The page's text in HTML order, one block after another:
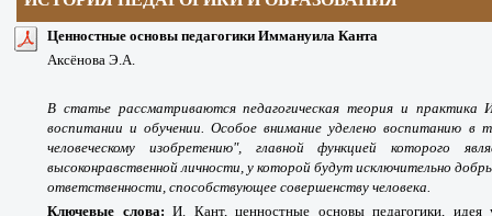
Ценностные основы педагогики Иммануила Канта
Аксёнова Э.А.
В статье рассматриваются педагогическая теория и
воспитании и обучении. Особое внимание уделено воспитанию в
человеческому изобретению", главной функцией которого
высоконравственной личности, у которой будут исключительно
ответственности, способствующее совершенству человека.
Ключевые слова: И. Кант, ценностные основы педагогики, идея